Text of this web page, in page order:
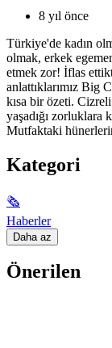
8 yıl önce
Türkiye'de kadın
olmak, erkek
etmek zor! İflas
anlattıklarımız Big
kısa bir özeti.
yaşadığı zorluklara
Mutfaktaki
Kategori
🗞
Haberler
Daha az
Önerilen